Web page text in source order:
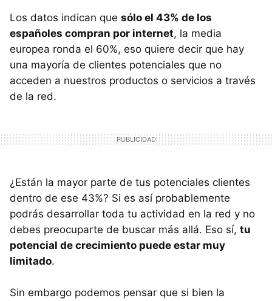
Los datos indican que sólo el 43% de los
españoles compran por internet, la media
europea ronda el 60%, eso quiere decir que hay
una mayoría de clientes potenciales que no
acceden a nuestros productos o servicios a través
de la red.
¿Están la mayor parte de tus potenciales clientes
dentro de ese 43%? Si es así probablemente
podrás desarrollar toda tu actividad en la red y no
debes preocuparte de buscar más allá. Eso sí, tu
potencial de crecimiento puede estar muy
limitado.
Sin embargo podemos pensar que si bien la